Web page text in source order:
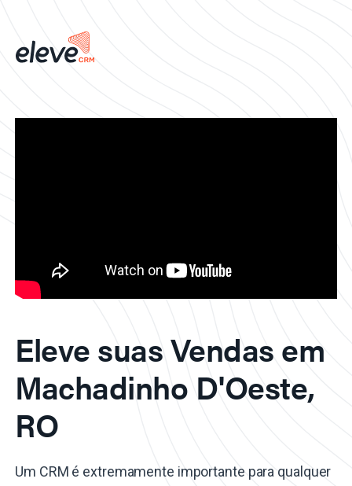
Eleve suas Vendas em
Machadinho D'Oeste,
RO
Um CRM é extremamente importante para qualquer